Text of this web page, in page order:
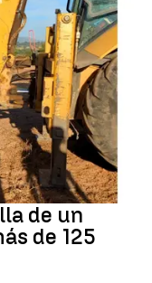
de un
de 125